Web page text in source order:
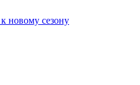
новому сезону